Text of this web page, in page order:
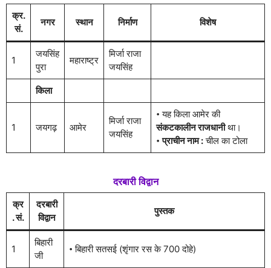
क्र.
सं.
नगर स्थान निर्माण विशेष
1
जयसिंह
पुरा
महाराष्ट्र
मिर्जा राजा
जयसिंह
किला
1 जयगढ़ आमेर
मिर्जा राजा
जयसिंह
𑇐 यह किला आमेर की
संकटकालीन राजधानीथा।
𑇐प्राचीन नाम :चील का टोला
दरबारी विद्वान
क्र
. सं.
दरबारी
विद्वान
पुस्तक
1
बिहारी
जी
𑇐 बिहारी सतसई (शृंगार रस के 700 दोहे)